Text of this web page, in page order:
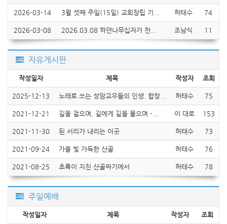
2026-03-14 3월 셋째 주일(15일) 교회창립 기... 허태수 74
2026-03-08 2026.03.08 하얀나무십자가 찬... 조남식 11
자유게시판
작성일자 제목 작성자 조회
2025-12-13 노래로 쓰는 성암교우들의 인생. 합창... 허태수 75
2021-12-21 길을 걸으며, 길에게 길을 물으며 -... 이 대로 153
2021-11-30 된 서리가 내리는 이곳 허태수 73
2021-09-24 가을 빛 가득한 산골 허태수 76
2021-08-25 초록이 지친 산골짜기에서 허태수 78
주일예배
작성일자 제목 작성자 조회